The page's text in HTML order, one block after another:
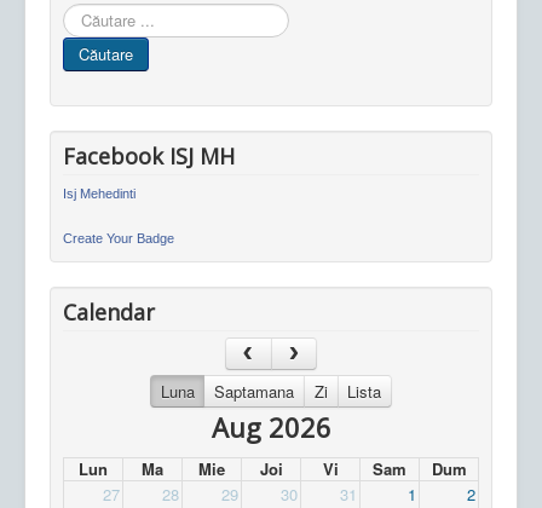
Cauta
in
site
Căutare
Facebook ISJ MH
Isj Mehedinti
Create Your Badge
Calendar
Luna Saptamana Zi Lista
Aug 2026
Lun Ma Mie Joi Vi Sam
Dum
27
28 29 30 31 1 2